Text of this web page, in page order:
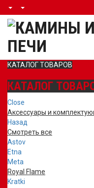
КАТАЛОГ ТОВАРОВ
КАТАЛОГ
Close
Аксессуары и
Назад
Смотреть все
Astov
Etna
Meta
Royal Flame
Kratki